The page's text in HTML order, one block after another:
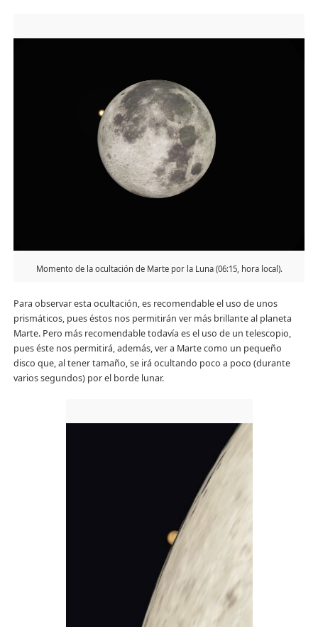
Momento de la ocultación de Marte por la Luna (06:15, hora local).
Para observar esta ocultación, es recomendable el uso de unos
prismáticos, pues éstos nos permitirán ver más brillante al planeta
Marte. Pero más recomendable todavía es el uso de un telescopio,
pues éste nos permitirá, además, ver a Marte como un pequeño
disco que, al tener tamaño, se irá ocultando poco a poco (durante
varios segundos) por el borde lunar.